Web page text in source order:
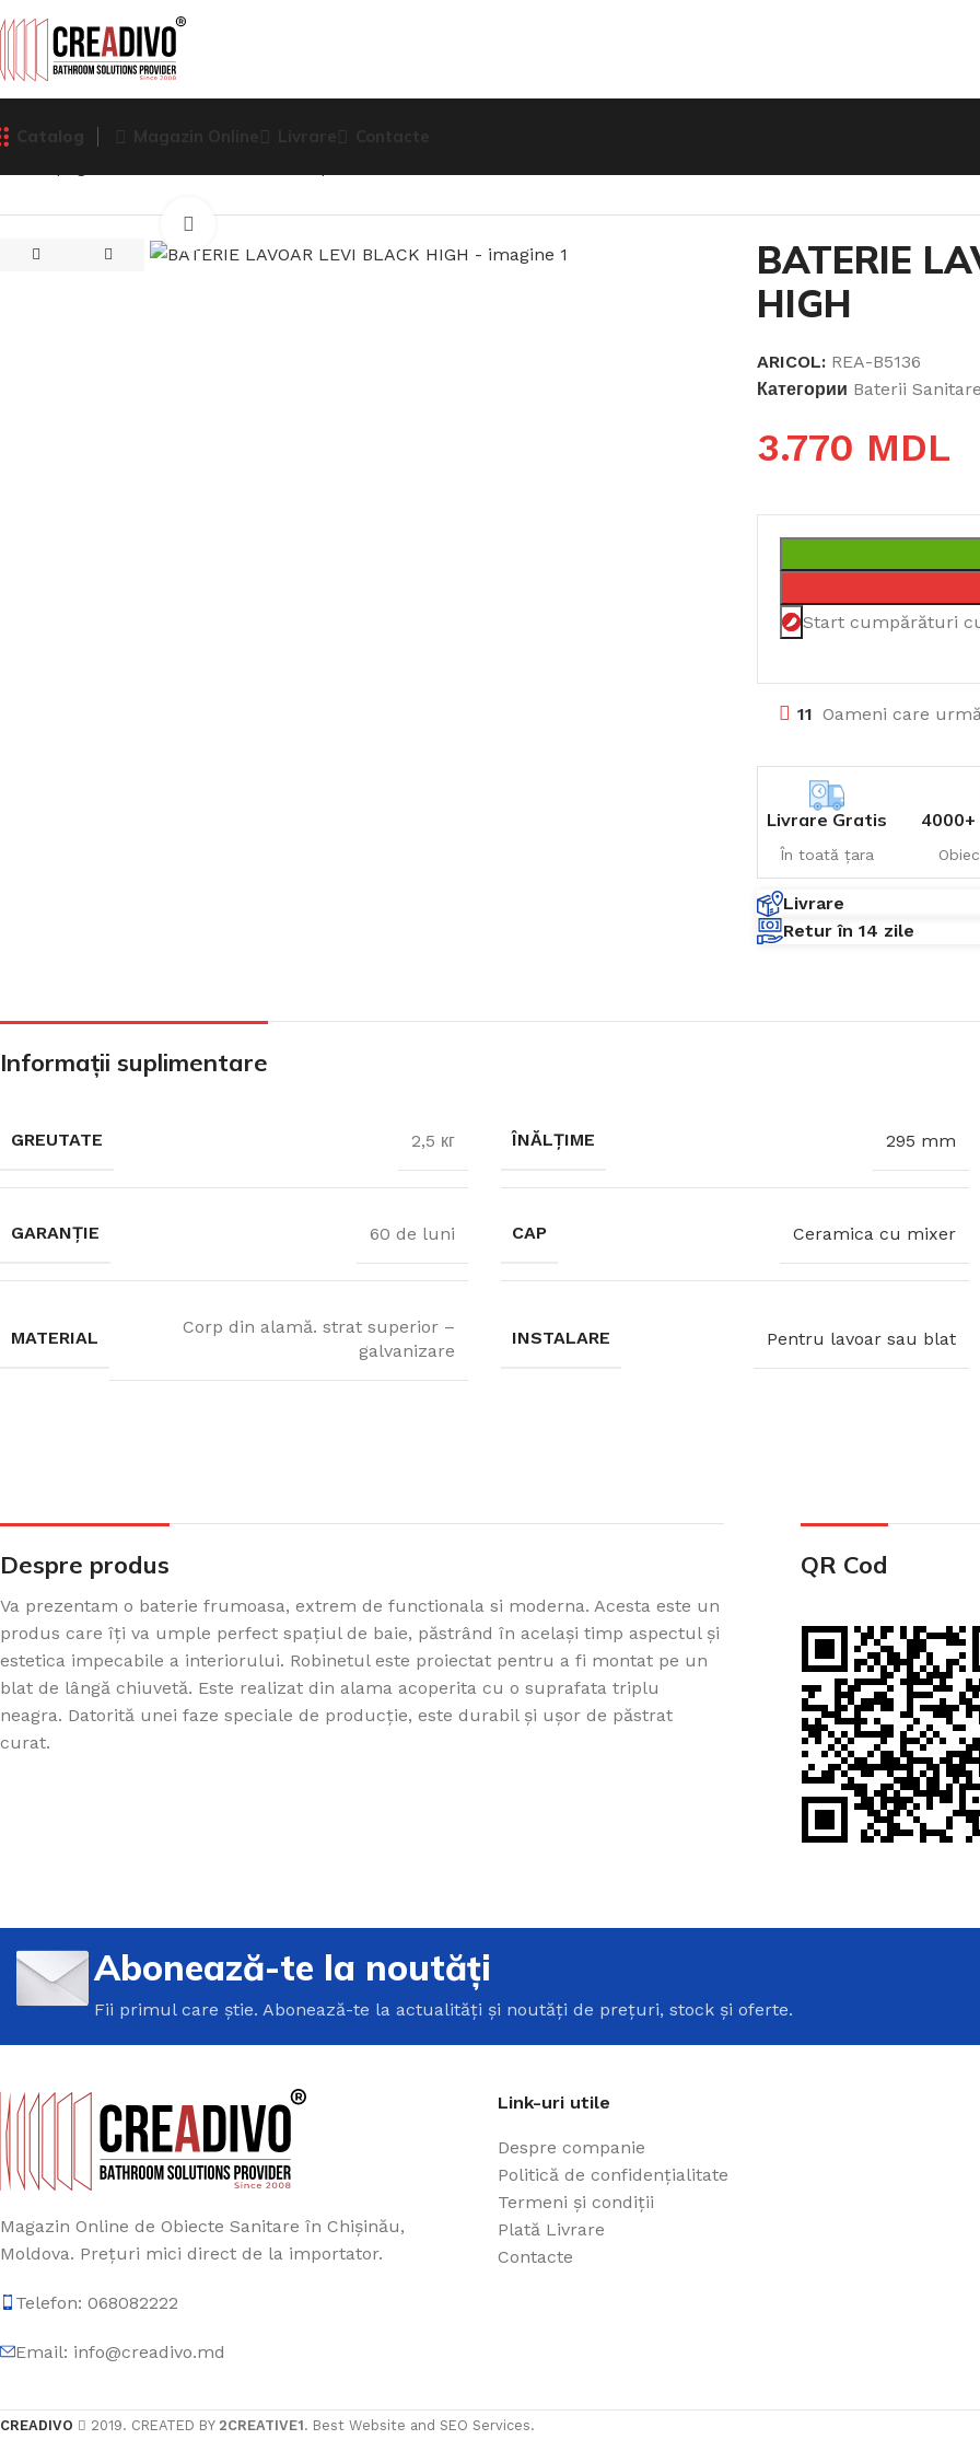
PARAVAN PENTRU CADA
Cazi din acril
Cadă de baie din acril,
ușurință pe Creadivo.
Vezi produsele
BATERIE
HIGH
ARICOL: REA-B5136
Категории Baterii Sanitare
3.770 MDL
Start cumpărături
11 Oameni care
Livrare Gratis
În toată țara
Livrare
Retur în 14 zile
Informații suplimentare
GREUTATE 2,5 кг ÎNĂLȚIME 295 mm
GARANȚIE 60 de luni CAP Ceramica cu mixer
MATERIAL
Corp din alamă. strat superior –
galvanizare
INSTALARE Pentru lavoar sau blat
Despre produs
Va prezentam o baterie frumoasa, extrem de functionala si moderna. Acesta este un
produs care îți va umple perfect spațiul de baie, păstrând în același timp aspectul și
estetica impecabile a interiorului. Robinetul este proiectat pentru a fi montat pe un
blat de lângă chiuvetă. Este realizat din alama acoperita cu o suprafata triplu
neagra. Datorită unei faze speciale de producție, este durabil și ușor de păstrat
curat.
QR Cod
Abonează-te la noutăți
Fii primul care știe. Abonează-te la actualități și noutăți de prețuri, stock și oferte.
Magazin Online de Obiecte Sanitare în Chișinău,
Moldova. Prețuri mici direct de la importator.
Telefon: 068082222
Email: info@creadivo.md
Link-uri utile
Despre companie
Politică de confidențialitate
Termeni și condiții
Plată Livrare
Contacte
CREADIVO 2019. CREATED BY 2CREATIVE1. Best Website and SEO Services.